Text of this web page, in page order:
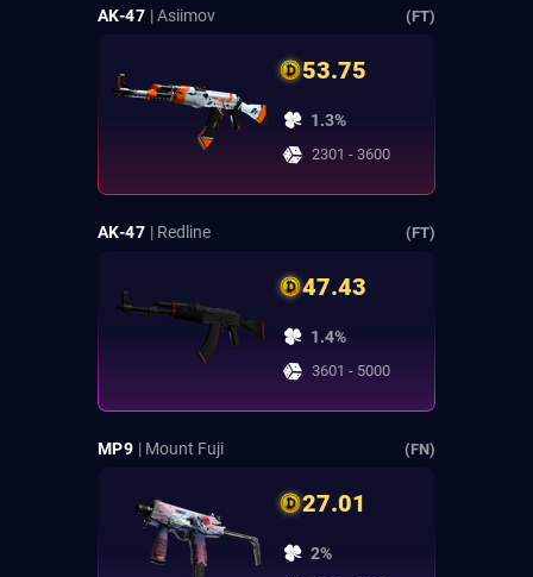
AK-47 | Asiimov (FT)
53.75
1.3%
2301 - 3600
AK-47 | Redline (FT)
47.43
1.4%
3601 - 5000
MP9 | Mount Fuji (FN)
27.01
2%